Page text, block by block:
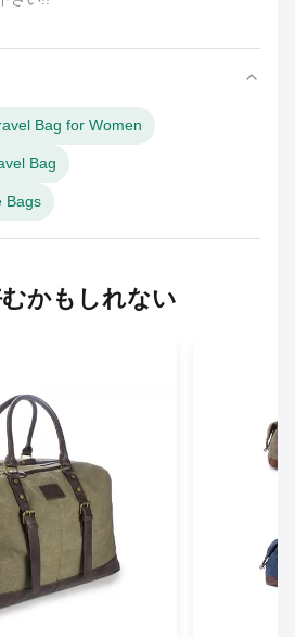
Bag for Women
Bag
Bags
かもしれない